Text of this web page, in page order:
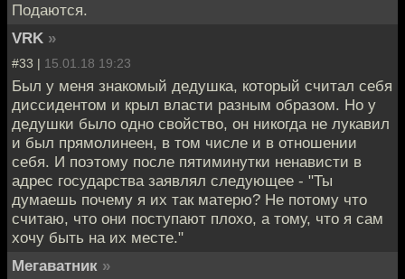
Подаются.
VRK »
#33 | 15.01.18 19:23
Был у меня знакомый дедушка, который считал себя
диссидентом и крыл власти разным образом. Но у
дедушки было одно свойство, он никогда не лукавил
и был прямолинеен, в том числе и в отношении
себя. И поэтому после пятиминутки ненависти в
адрес государства заявлял следующее - "Ты
думаешь почему я их так матерю? Не потому что
считаю, что они поступают плохо, а тому, что я сам
хочу быть на их месте."
Мегаватник »